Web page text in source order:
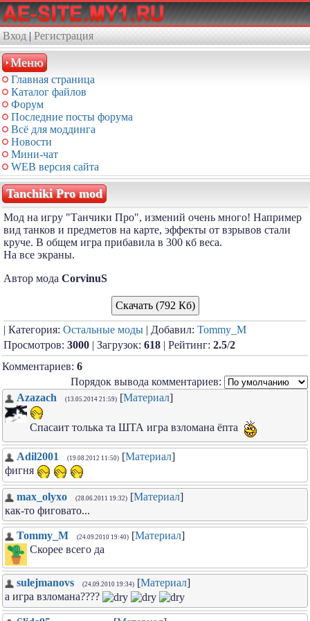
Вход | Регистрация
Меню
Главная страница
Каталог файлов
Форум
Последние посты форума
Всё для моддинга
Новости
Мини-чат
WEB версия сайта
Tanchiki Pro mod
Мод на игру "Танчики Про", измений очень много! Например
вид танков и предметов на карте, эффекты от взрывов стали
круче. В общем игра прибавила в 300 кб веса.
На все экраны.
Автор мода CorvinuS
Скачать (792 Кб)
| Категория: Остальные моды | Добавил: Tommy_M
Просмотров: 3000 | Загрузок: 618 | Рейтинг: 2.5/2
Комментариев: 6
Порядок вывода комментариев:
Azazach
(13.05.2014 21:59) [Материал]
Спасаит толька та ШТА игра взломана ёпта
Adil2001 (19.08.2012 11:50) [Материал]
фигня
max_olyxo (28.06.2011 19:32) [Материал]
как-то фиговато...
Tommy_M (24.09.2010 19:40) [Материал]
Скорее всего да
sulejmanovs (24.09.2010 19:34) [Материал]
а игра взломана????